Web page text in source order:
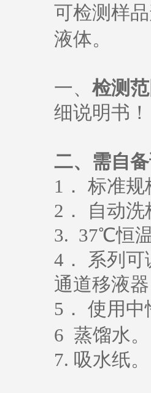
可检测样
液体。
一、 检测
细说明书 ！
二、需自
1 ． 标准
2 ． 自动
3. 37℃恒
4 ． 系列
通道移液
5 ． 使用中
6 蒸馏水。
7. 吸水纸。